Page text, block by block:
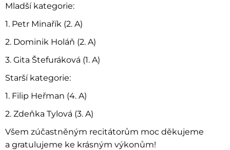
Mladší kategorie:
1. Petr Minařík (2. A)
2. Dominik Holáň (2. A)
3. Gita Štefuráková (1. A)
Starší kategorie:
1. Filip Heřman (4. A)
2. Zdeňka Tylová (3. A)
Všem zúčastněným recitátorům moc děkujeme
a gratulujeme ke krásným výkonům!